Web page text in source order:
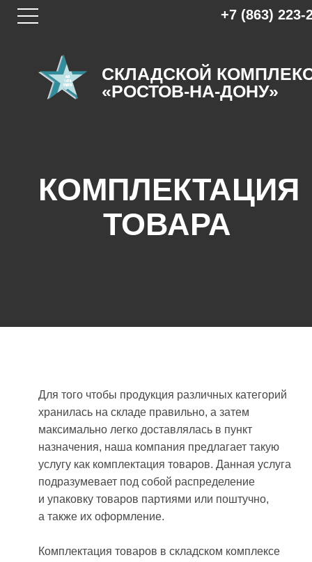
+7 (863) 223-
СКЛАДСКОЙ
«РОСТОВ-НА-ДОНУ»
КОМПЛЕКТАЦИЯ
ТОВАРА
Для того чтобы продукция различных категорий
хранилась на складе правильно, а затем
максимально легко доставлялась в пункт
назначения, наша компания предлагает такую
услугу как комплектация товаров. Данная услуга
подразумевает под собой распределение
и упаковку товаров партиями или поштучно,
а также их оформление.
Комплектация товаров в складском комплексе